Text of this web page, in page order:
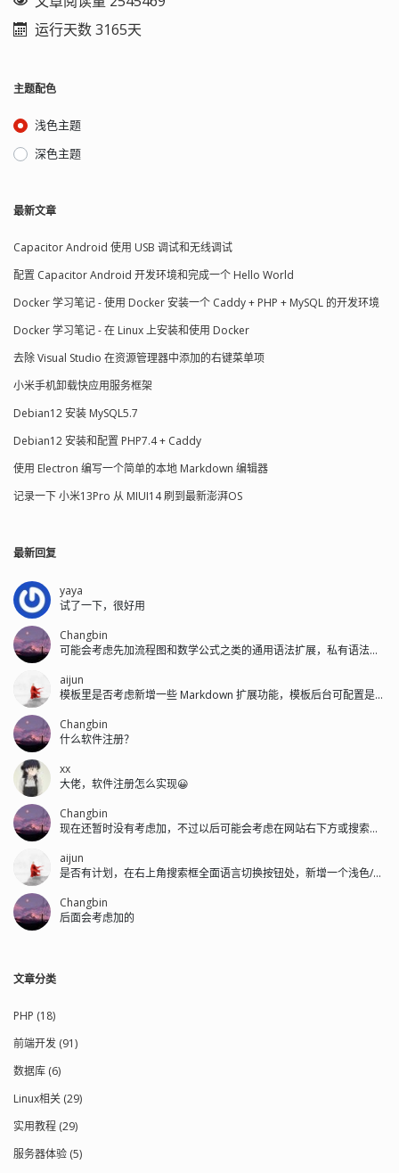
运行天数 3165天
主题配色
浅色主题
深色主题
最新文章
Capacitor Android 使用 USB 调试和无线调试
配置 Capacitor Android 开发环境和完成一个 Hello World
Docker 学习笔记 - 使用 Docker 安装一个 Caddy + PHP + MySQL 的开发环境
Docker 学习笔记 - 在 Linux 上安装和使用 Docker
去除 Visual Studio 在资源管理器中添加的右键菜单项
小米手机卸载快应用服务框架
Debian12 安装 MySQL5.7
Debian12 安装和配置 PHP7.4 + Caddy
使用 Electron 编写一个简单的本地 Markdown 编辑器
记录一下 小米13Pro 从 MIUI14 刷到最新澎湃OS
最新回复
yaya
试了一下，很好用
Changbin
可能会考虑先加流程图和数学公式之类的通用语法扩展，私有语法后面再加。
aijun
模板里是否考虑新增一些 Markdown 扩展功能，模板后台可配置是否开启...
Changbin
什么软件注册？
xx
大佬，软件注册怎么实现😀
Changbin
现在还暂时没有考虑加，不过以后可能会考虑在网站右下方或搜索框左侧加。
aijun
是否有计划，在右上角搜索框全面语言切换按钮处，新增一个浅色/深色的切换按钮。
Changbin
后面会考虑加的
文章分类
PHP (18)
前端开发 (91)
数据库 (6)
Linux相关 (29)
实用教程 (29)
服务器体验 (5)